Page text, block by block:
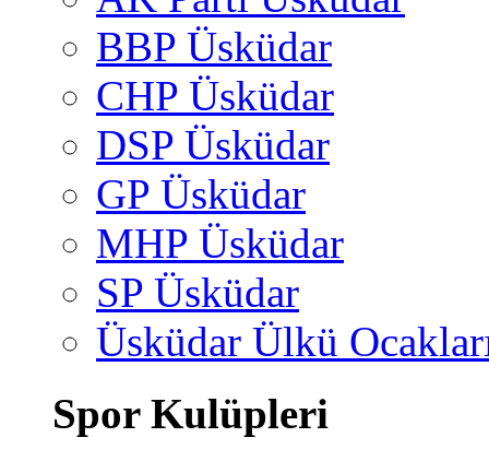
BBP Üsküdar
CHP Üsküdar
DSP Üsküdar
GP Üsküdar
MHP Üsküdar
SP Üsküdar
Üsküdar Ülkü
Spor Kulüpleri